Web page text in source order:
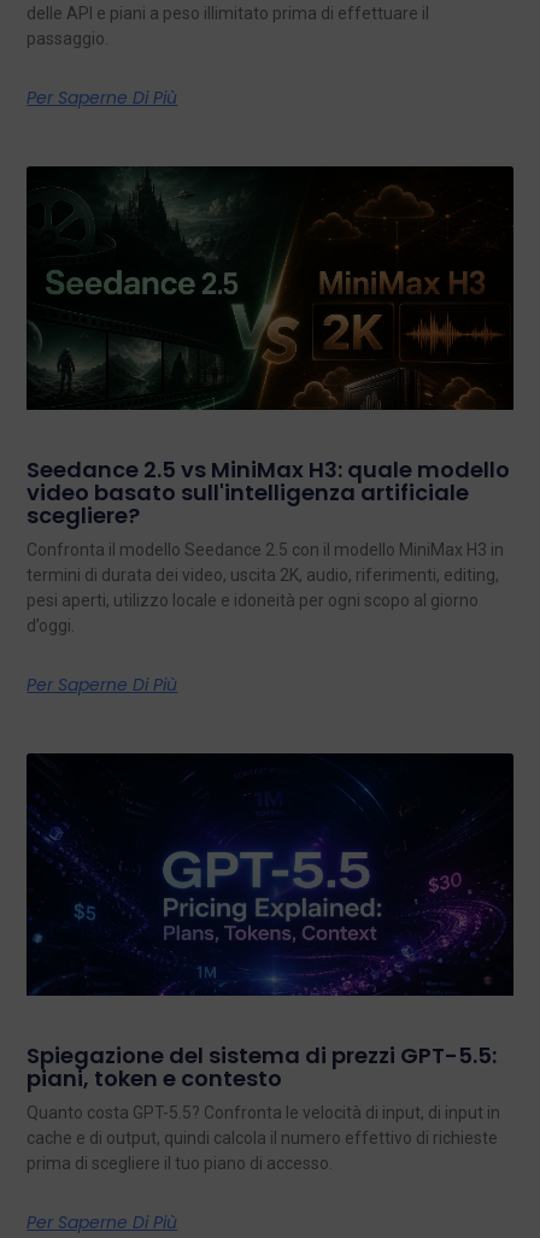
delle API e piani a peso illimitato prima di effettuare il
passaggio.
Per Saperne Di Più
Seedance 2.5 vs MiniMax H3: quale modello
video basato sull'intelligenza artificiale
scegliere?
Confronta il modello Seedance 2.5 con il modello MiniMax H3 in
termini di durata dei video, uscita 2K, audio, riferimenti, editing,
pesi aperti, utilizzo locale e idoneità per ogni scopo al giorno
d’oggi.
Per Saperne Di Più
Spiegazione del sistema di prezzi GPT-5.5:
piani, token e contesto
Quanto costa GPT-5.5? Confronta le velocità di input, di input in
cache e di output, quindi calcola il numero effettivo di richieste
prima di scegliere il tuo piano di accesso.
Per Saperne Di Più